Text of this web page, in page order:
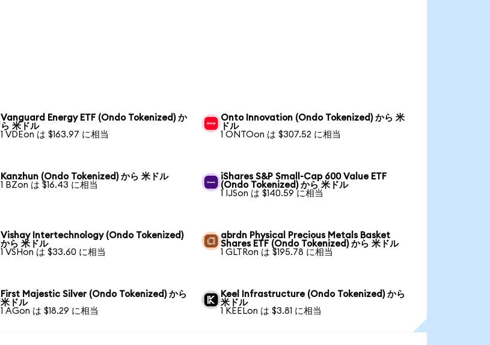
Vanguard Energy ETF (Ondo Tokenized) か
ら 米ドル
1 VDEon は $163.97 に相当
Onto Innovation (Ondo Tokenized) から 米
ドル
1 ONTOon は $307.52 に相当
Kanzhun (Ondo Tokenized) から 米ドル
1 BZon は $16.43 に相当
iShares S&P Small-Cap 600 Value ETF
(Ondo Tokenized) から 米ドル
1 IJSon は $140.59 に相当
Vishay Intertechnology (Ondo Tokenized)
から 米ドル
1 VSHon は $33.60 に相当
abrdn Physical Precious Metals Basket
Shares ETF (Ondo Tokenized) から 米ドル
1 GLTRon は $195.78 に相当
First Majestic Silver (Ondo Tokenized) から
米ドル
1 AGon は $18.29 に相当
Keel Infrastructure (Ondo Tokenized) から
米ドル
1 KEELon は $3.81 に相当